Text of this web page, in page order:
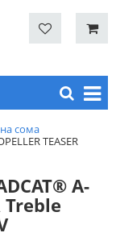
сома
TEASER
A-
Treble